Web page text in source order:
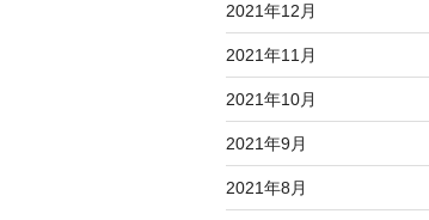
2021年12月
2021年11月
2021年10月
2021年9月
2021年8月